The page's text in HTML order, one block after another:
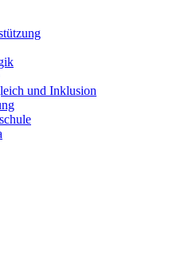
und Inklusion